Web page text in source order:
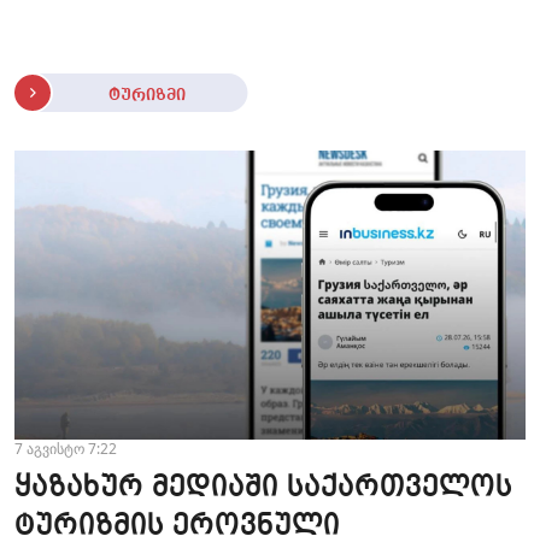
ტურიზმი
7 აგვისტო 7:22
ყაზახურ მედიაში საქართველოს
ტურიზმის ეროვნული